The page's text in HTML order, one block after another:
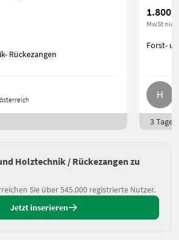
Rückezangen
1.800 €
MwSt
Forst-
3 Tage
Holztechnik / Rückezangen zu
Sie über 545.000 registrierte Nutzer.
Jetzt inserieren